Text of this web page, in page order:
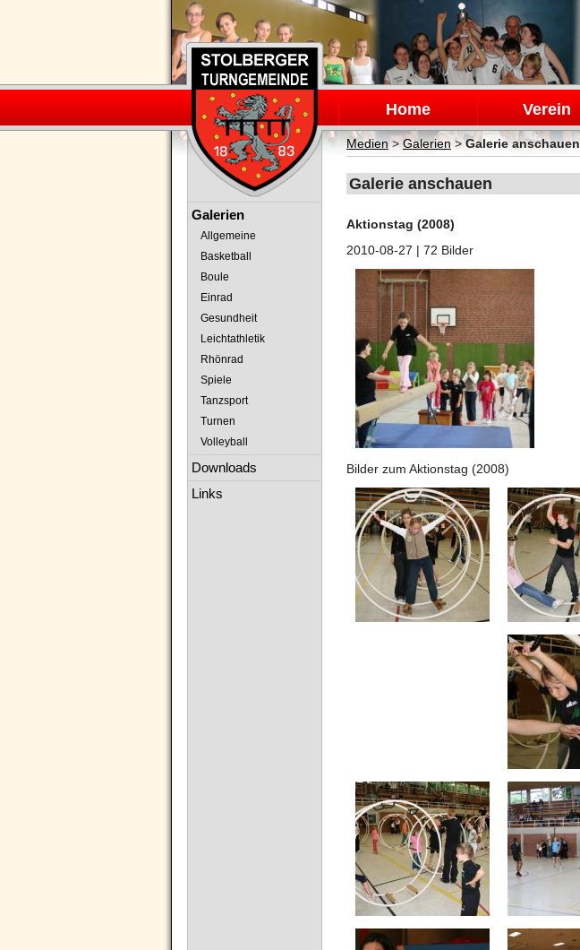
Navigation
überspringen
Home Verein
Medien>Galerien >Galerie anschauen
Galerie anschauen
Aktionstag (2008)
2010-08-27 | 72 Bilder
Bilder zum Aktionstag (2008)
Navigation
Galerien
Allgemeine
Basketball
Boule
Einrad
Gesundheit
Leichtathletik
Rhönrad
Spiele
Tanzsport
Turnen
Volleyball
Downloads
Links